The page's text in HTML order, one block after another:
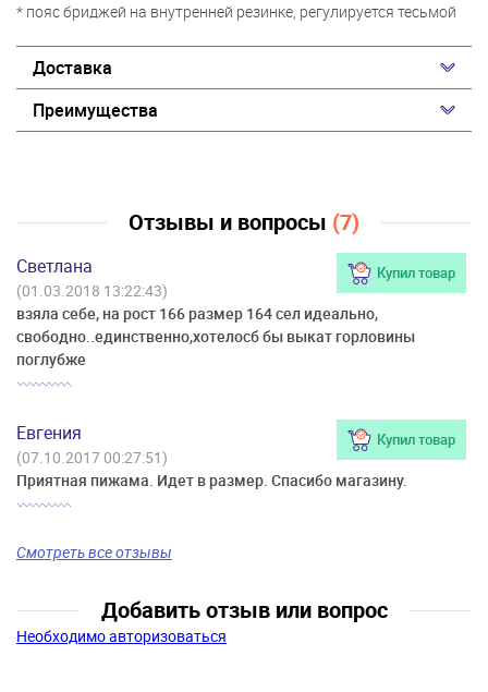
* пояс бриджей на внутренней резинке, регулируется тесьмой
Доставка
Преимущества
Отзывы и вопросы (7)
Светлана Купил товар
(01.03.2018 13:22:43)
взяла себе, на рост 166 размер 164 сел идеально,
свободно..единственно,хотелосб бы выкат горловины
поглубже
Евгения Купил товар
(07.10.2017 00:27:51)
Приятная пижама. Идет в размер. Спасибо магазину.
Смотреть все отзывы
Добавить отзыв или вопрос
Необходимо авторизоваться